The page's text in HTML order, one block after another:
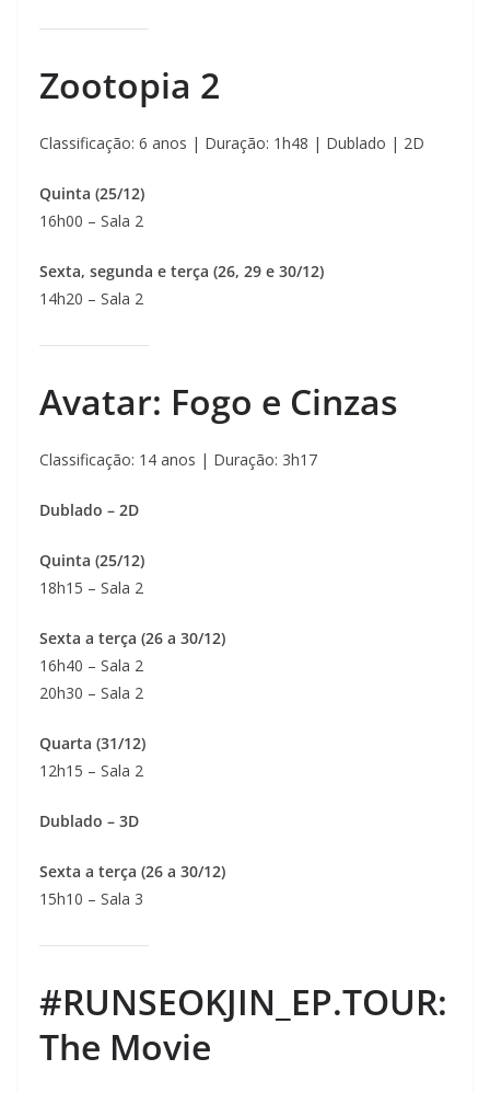
Zootopia 2
Classificação: 6 anos | Duração: 1h48 | Dublado | 2D
Quinta (25/12)
16h00 – Sala 2
Sexta, segunda e terça (26, 29 e 30/12)
14h20 – Sala 2
Avatar: Fogo e Cinzas
Classificação: 14 anos | Duração: 3h17
Dublado – 2D
Quinta (25/12)
18h15 – Sala 2
Sexta a terça (26 a 30/12)
16h40 – Sala 2
20h30 – Sala 2
Quarta (31/12)
12h15 – Sala 2
Dublado – 3D
Sexta a terça (26 a 30/12)
15h10 – Sala 3
#RUNSEOKJIN_EP.TOUR:
The Movie